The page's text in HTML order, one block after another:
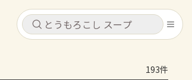
キャンセル
ログインするとレシピを保存できます
キャンセル
コンテンツ
193件